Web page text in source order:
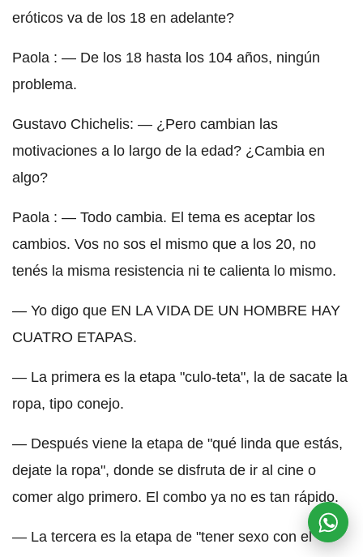
eróticos va de los 18 en adelante?
Paola : — De los 18 hasta los 104 años, ningún
problema.
Gustavo Chichelis: — ¿Pero cambian las
motivaciones a lo largo de la edad? ¿Cambia en
algo?
Paola : — Todo cambia. El tema es aceptar los
cambios. Vos no sos el mismo que a los 20, no
tenés la misma resistencia ni te calienta lo mismo.
— Yo digo que EN LA VIDA DE UN HOMBRE HAY
CUATRO ETAPAS.
— La primera es la etapa "culo-teta", la de sacate la
ropa, tipo conejo.
— Después viene la etapa de "qué linda que estás,
dejate la ropa", donde se disfruta de ir al cine o
comer algo primero. El combo ya no es tan rápido.
— La tercera es la etapa de "tener sexo con el